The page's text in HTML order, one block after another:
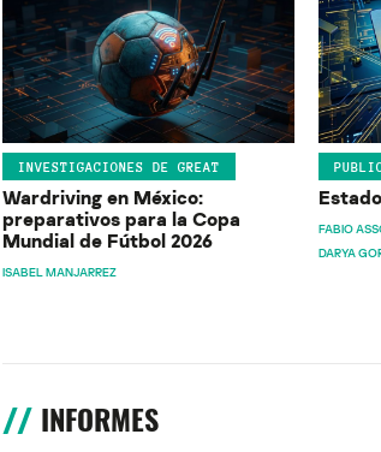
INVESTIGACIONES DE GREAT
Wardriving en México:
preparativos para la Copa
Mundial de Fútbol 2026
ISABEL MANJARREZ
FABIO
DARYA
INFORMES